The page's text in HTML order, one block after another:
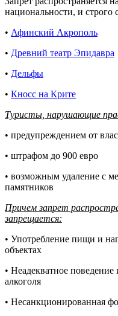
национальности, и строго
• Афинский Акрополь
• Древний театр Эпидавра
• Дельфы
• Кносс на Крите
Туристы, нарушающие
• предупреждением от
• штрафом до 900 евро
• возможным удаление с
памятников
Причем запрет
запрещается:
• Употребление пищи и
объектах
• Неадекватное
алкоголя
• Несанкционированная